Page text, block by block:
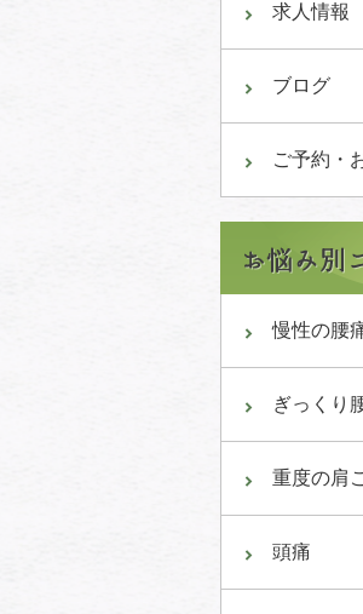
求人情報
ブログ
ご予約・
慢性の腰
ぎっくり
重度の肩
頭痛